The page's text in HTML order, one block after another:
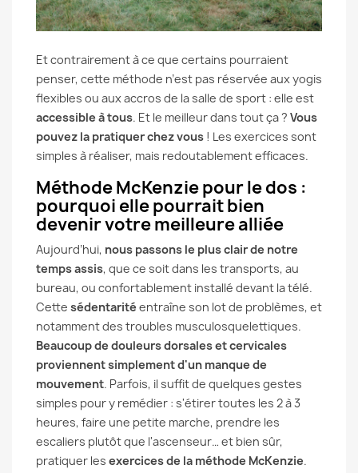
Et contrairement à ce que certains pourraient
penser, cette méthode n’est pas réservée aux yogis
flexibles ou aux accros de la salle de sport : elle est
accessible à tous. Et le meilleur dans tout ça ? Vous
pouvez la pratiquer chez vous ! Les exercices sont
simples à réaliser, mais redoutablement efficaces.
Méthode McKenzie pour le dos :
pourquoi elle pourrait bien
devenir votre meilleure alliée
Aujourd’hui, nous passons le plus clair de notre
temps assis, que ce soit dans les transports, au
bureau, ou confortablement installé devant la télé.
Cette sédentarité entraîne son lot de problèmes, et
notamment des troubles musculosquelettiques.
Beaucoup de douleurs dorsales et cervicales
proviennent simplement d'un manque de
mouvement. Parfois, il suffit de quelques gestes
simples pour y remédier : s'étirer toutes les 2 à 3
heures, faire une petite marche, prendre les
escaliers plutôt que l'ascenseur… et bien sûr,
pratiquer les exercices de la méthode McKenzie.